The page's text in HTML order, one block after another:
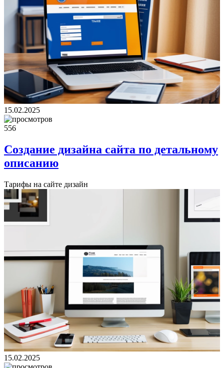
15.02.2025
556
Создание дизайна сайта по детальному
описанию
Тарифы на сайте дизайн
15.02.2025